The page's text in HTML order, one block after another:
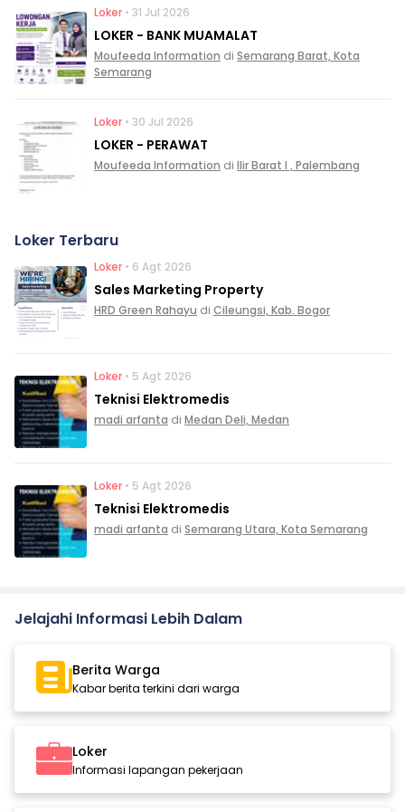
Loker • 31 Jul 2026
LOKER - BANK MUAMALAT
Moufeeda Information di Semarang Barat, Kota
Semarang
Loker • 30 Jul 2026
LOKER - PERAWAT
Moufeeda Information di Ilir Barat I , Palembang
Loker Terbaru
Loker • 6 Agt 2026
Sales Marketing Property
HRD Green Rahayu di Cileungsi, Kab. Bogor
Loker • 5 Agt 2026
Teknisi Elektromedis
madi arfanta di Medan Deli, Medan
Loker • 5 Agt 2026
Teknisi Elektromedis
madi arfanta di Semarang Utara, Kota Semarang
Jelajahi Informasi Lebih Dalam
Berita Warga
Kabar berita terkini dari warga
Loker
Informasi lapangan pekerjaan